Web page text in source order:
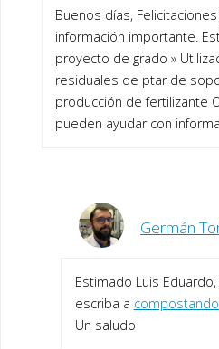
Buenos días,
información importante.
proyecto de grado »
residuales de ptar de
producción de fertilizante
pueden ayudar con
Germán
Estimado Luis
escriba a
Un saludo